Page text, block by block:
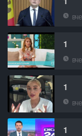
1
1
1